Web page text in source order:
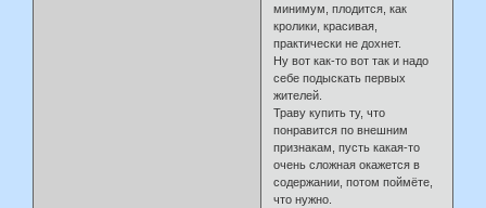
минимум, плодится, как
кролики, красивая,
практически не дохнет.
Ну вот как-то вот так и надо
себе подыскать первых
жителей.
Траву купить ту, что
понравится по внешним
признакам, пусть какая-то
очень сложная окажется в
содержании, потом поймёте,
что нужно.